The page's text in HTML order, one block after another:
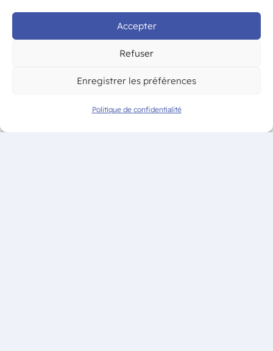
Accepter
Refuser
Enregistrer les préférences
Politique de confidentialité
réservés